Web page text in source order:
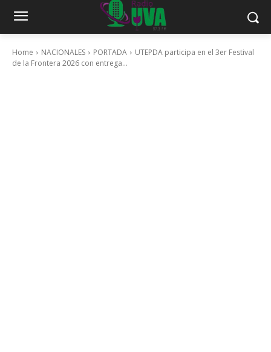
Home NACIONALES PORTADA
UTEPDA participa en el 3er Festival
de la Frontera 2026 con entrega...